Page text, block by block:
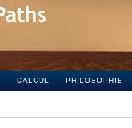
CALCUL PHILOSOPHIE